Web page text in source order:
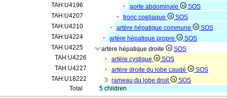
TAH:U4196
aorte abdominale
SOS
TAH:U4207
tronc coeliaque
SOS
TAH:U4210
artère hépatique commune
SOS
TAH:U4224
artère hépatique propre
SOS
TAH:U4225
artère hépatique droite
SOS
TAH:U4226
artère cystique
SOS
TAH:U4227
artère droite du lobe caudé
SOS
TAH:U18222
rameau du lobe droit
SOS
Total
5 children